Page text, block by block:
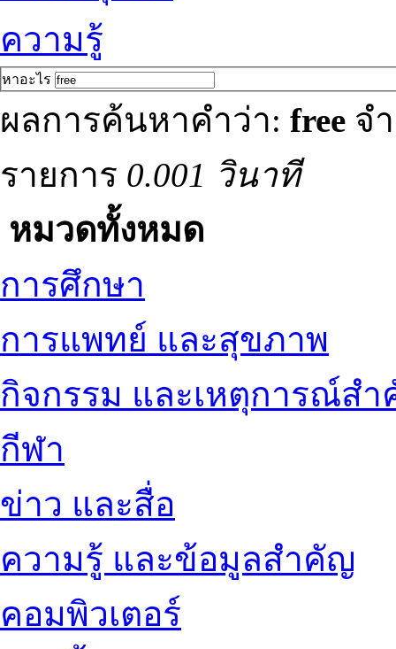
ความรู้
หาอะไร
ผลการค้นหาคำว่า: free จ
รายการ 0.001 วินาที
หมวดทั้งหมด
การศึกษา
การแพทย์ และสุขภาพ
กิจกรรม และเหตุการณ์ส
กีฬา
ข่าว และสื่อ
ความรู้ และข้อมูลสำคัญ
คอมพิวเตอร์